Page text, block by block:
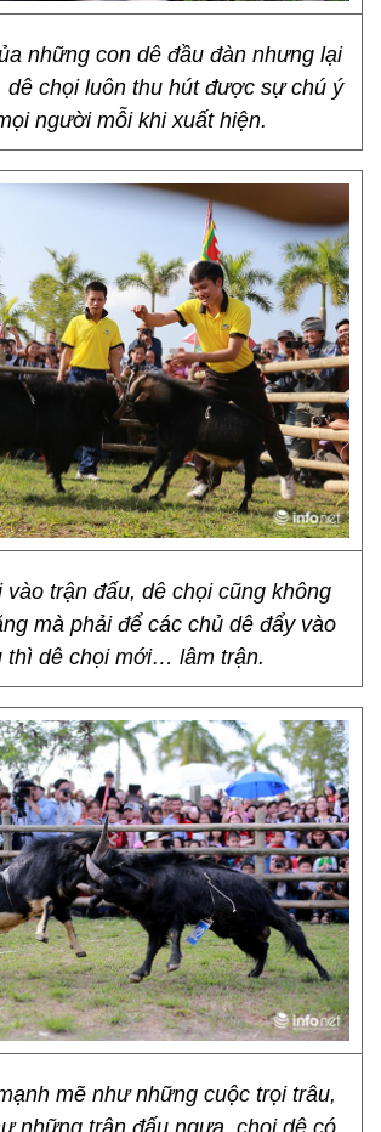
những con dê đầu đàn nhưng lại
dê chọi luôn thu hút được sự chú ý
người mỗi khi xuất hiện.
vào trận đấu, dê chọi cũng không
mà phải để các chủ dê đẩy vào
thì dê chọi mới… lâm trận.
mẽ như những cuộc trọi trâu,
những trận đấu ngựa, chọi dê có